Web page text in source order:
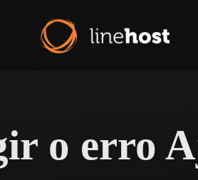
o erro